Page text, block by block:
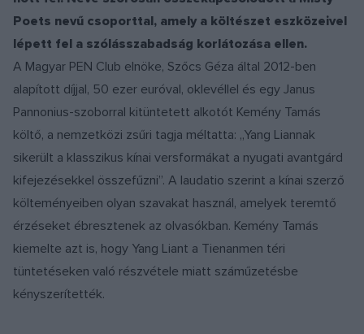
Poets nevű csoporttal, amely a költészet eszközeivel
lépett fel a szólásszabadság korlátozása ellen.
A Magyar PEN Club elnöke, Szőcs Géza által 2012-ben
alapított díjjal, 50 ezer euróval, oklevéllel és egy Janus
Pannonius-szoborral kitüntetett alkotót Kemény Tamás
költő, a nemzetközi zsűri tagja méltatta: „Yang Liannak
sikerült a klasszikus kínai versformákat a nyugati avantgárd
kifejezésekkel összefűzni”. A laudatio szerint a kínai szerző
költeményeiben olyan szavakat használ, amelyek teremtő
érzéseket ébresztenek az olvasókban. Kemény Tamás
kiemelte azt is, hogy Yang Liant a Tienanmen téri
tüntetéseken való részvétele miatt száműzetésbe
kényszerítették.